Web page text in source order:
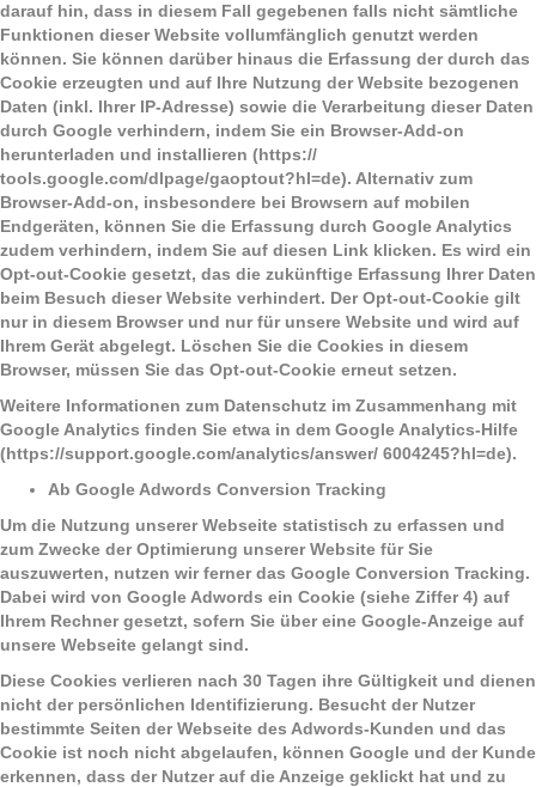
darauf hin, dass in diesem Fall gegebenen falls nicht sämtliche
Funktionen dieser Website vollumfänglich genutzt werden
können. Sie können darüber hinaus die Erfassung der durch das
Cookie erzeugten und auf Ihre Nutzung der Website bezogenen
Daten (inkl. Ihrer IP-Adresse) sowie die Verarbeitung dieser Daten
durch Google verhindern, indem Sie ein Browser-Add-on
herunterladen und installieren (https://
tools.google.com/dlpage/gaoptout?hl=de). Alternativ zum
Browser-Add-on, insbesondere bei Browsern auf mobilen
Endgeräten, können Sie die Erfassung durch Google Analytics
zudem verhindern, indem Sie auf diesen Link klicken. Es wird ein
Opt-out-Cookie gesetzt, das die zukünftige Erfassung Ihrer Daten
beim Besuch dieser Website verhindert. Der Opt-out-Cookie gilt
nur in diesem Browser und nur für unsere Website und wird auf
Ihrem Gerät abgelegt. Löschen Sie die Cookies in diesem
Browser, müssen Sie das Opt-out-Cookie erneut setzen.
Weitere Informationen zum Datenschutz im Zusammenhang mit
Google Analytics finden Sie etwa in dem Google Analytics-Hilfe
(https://support.google.com/analytics/answer/ 6004245?hl=de).
Ab Google Adwords Conversion Tracking
Um die Nutzung unserer Webseite statistisch zu erfassen und
zum Zwecke der Optimierung unserer Website für Sie
auszuwerten, nutzen wir ferner das Google Conversion Tracking.
Dabei wird von Google Adwords ein Cookie (siehe Ziffer 4) auf
Ihrem Rechner gesetzt, sofern Sie über eine Google-Anzeige auf
unsere Webseite gelangt sind.
Diese Cookies verlieren nach 30 Tagen ihre Gültigkeit und dienen
nicht der persönlichen Identifizierung. Besucht der Nutzer
bestimmte Seiten der Webseite des Adwords-Kunden und das
Cookie ist noch nicht abgelaufen, können Google und der Kunde
erkennen, dass der Nutzer auf die Anzeige geklickt hat und zu